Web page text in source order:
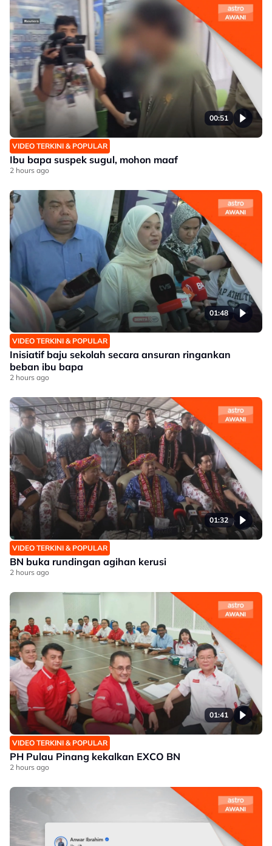
00:51
VIDEO TERKINI & POPULAR
Ibu bapa suspek sugul, mohon maaf
2 hours ago
01:48
VIDEO TERKINI & POPULAR
Inisiatif baju sekolah secara ansuran ringankan
beban ibu bapa
2 hours ago
01:32
VIDEO TERKINI & POPULAR
BN buka rundingan agihan kerusi
2 hours ago
01:41
VIDEO TERKINI & POPULAR
PH Pulau Pinang kekalkan EXCO BN
2 hours ago